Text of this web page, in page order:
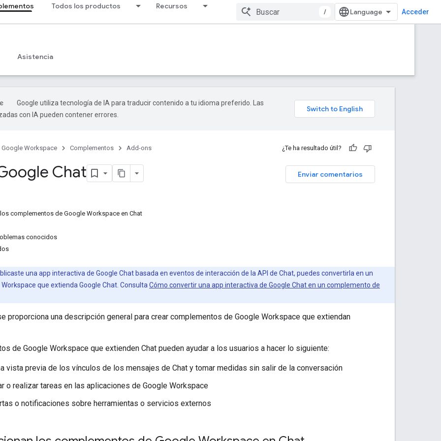
Todos los productos Recursos
/ Acceder
Asistencia
Google utiliza tecnología de IA para traducir contenido a tu idioma preferido. Las
con IA pueden contener errores.
Google Workspace Complementos Add-ons ¿Te ha resultado útil?
Enviar comentarios
Chat
complementos de Google Workspace en Chat
conocidos
una app interactiva de Google Chat basada en eventos de interacción de la API de Chat, puedes convertirla en un
que extienda Google Chat. Consulta Cómo convertir una app interactiva de Google Chat en un complemento de
proporciona una descripción general para crear complementos de Google Workspace que extiendan
de Google Workspace que extienden Chat pueden ayudar a los usuarios a hacer lo siguiente:
vista previa de los vínculos de los mensajes de Chat y tomar medidas sin salir de la conversación
o realizar tareas en las aplicaciones de Google Workspace
o notificaciones sobre herramientas o servicios externos